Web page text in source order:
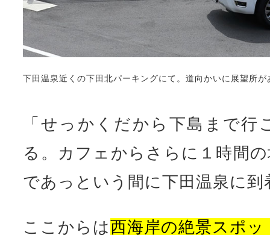
下田温泉近くの下田北パーキングにて。道向かいに展望所
「せっかくだから下島まで行
る。カフェからさらに１時間
であっという間に下田温泉に到
ここからは西海岸の絶景スポ